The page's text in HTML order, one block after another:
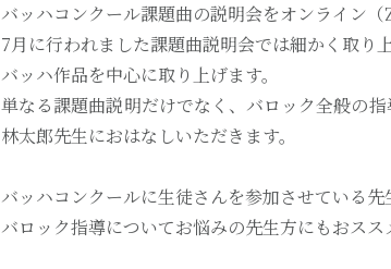
バッハコンクール課題曲の説明会をオンライン（
7月に行われました課題曲説明会では細かく取り
バッハ作品を中心に取り上げます。
単なる課題曲説明だけでなく、バロック全般の
林太郎先生におはなしいただきます。
バッハコンクールに生徒さんを参加させている先
バロック指導についてお悩みの先生方にもおスス